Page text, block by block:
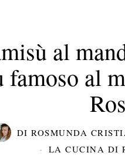
al
famoso al
DIROSMUNDA
LA CUCINA DI